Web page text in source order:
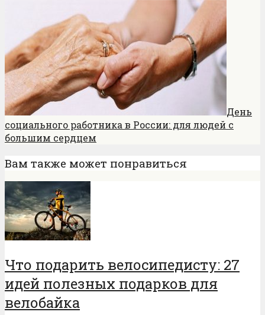
День
социального работника в России: для людей с
большим сердцем
Вам также может понравиться
Что подарить велосипедисту: 27
идей полезных подарков для
велобайка